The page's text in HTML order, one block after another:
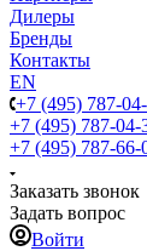
Дилеры
Бренды
Контакты
EN
+7 (495) 787-
+7 (495) 787-04-
+7 (495) 787-66-
Заказать звонок
Задать вопрос
Войти